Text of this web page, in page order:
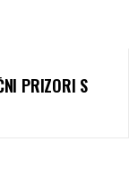
PRIZORI S